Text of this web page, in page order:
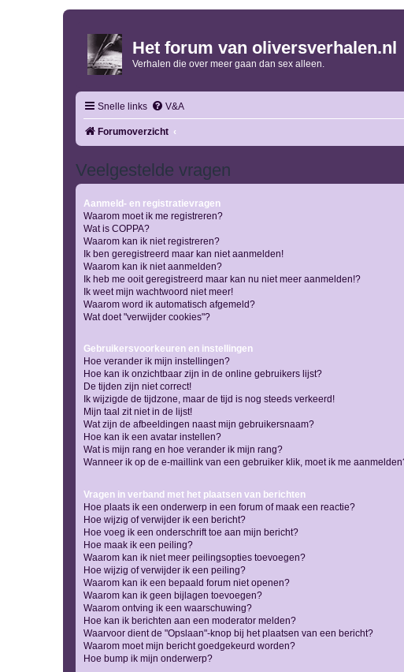
Het forum van oliversverhalen.nl
Verhalen die over meer gaan dan sex alleen.
Snelle links V&A
Forumoverzicht
Veelgestelde vragen
Aanmeld- en registratievragen
Waarom moet ik me registreren?
Wat is COPPA?
Waarom kan ik niet registreren?
Ik ben geregistreerd maar kan niet aanmelden!
Waarom kan ik niet aanmelden?
Ik heb me ooit geregistreerd maar kan nu niet meer aanmelden!?
Ik weet mijn wachtwoord niet meer!
Waarom word ik automatisch afgemeld?
Wat doet "verwijder cookies"?
Gebruikersvoorkeuren en instellingen
Hoe verander ik mijn instellingen?
Hoe kan ik onzichtbaar zijn in de online gebruikers lijst?
De tijden zijn niet correct!
Ik wijzigde de tijdzone, maar de tijd is nog steeds verkeerd!
Mijn taal zit niet in de lijst!
Wat zijn de afbeeldingen naast mijn gebruikersnaam?
Hoe kan ik een avatar instellen?
Wat is mijn rang en hoe verander ik mijn rang?
Wanneer ik op de e-maillink van een gebruiker klik, moet ik me
Vragen in verband met het plaatsen van berichten
Hoe plaats ik een onderwerp in een forum of maak een reactie?
Hoe wijzig of verwijder ik een bericht?
Hoe voeg ik een onderschrift toe aan mijn bericht?
Hoe maak ik een peiling?
Waarom kan ik niet meer peilingsopties toevoegen?
Hoe wijzig of verwijder ik een peiling?
Waarom kan ik een bepaald forum niet openen?
Waarom kan ik geen bijlagen toevoegen?
Waarom ontving ik een waarschuwing?
Hoe kan ik berichten aan een moderator melden?
Waarvoor dient de "Opslaan"-knop bij het plaatsen van een bericht?
Waarom moet mijn bericht goedgekeurd worden?
Hoe bump ik mijn onderwerp?